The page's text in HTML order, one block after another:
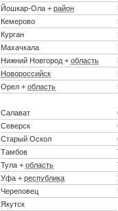
Йошкар-Ола + район
Кемерово
Курган
Махачкала
Нижний Новгород + область
Новороссийск
Орел + область
Салават
Северск
Старый Оскол
Тамбов
Тула + область
Уфа + республика
Череповец
Якутск